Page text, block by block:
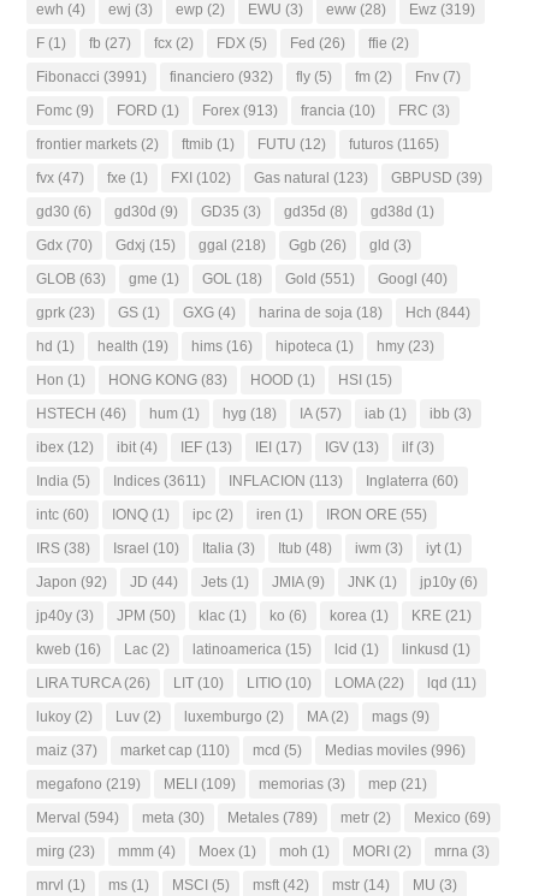
ewh (4) ewj (3) ewp (2) EWU (3) eww (28) Ewz (319)
F (1) fb (27) fcx (2) FDX (5) Fed (26) ffie (2)
Fibonacci (3991) financiero (932) fly (5) fm (2) Fnv (7)
Fomc (9) FORD (1) Forex (913) francia (10) FRC (3)
frontier markets (2) ftmib (1) FUTU (12) futuros (1165)
fvx (47) fxe (1) FXI (102) Gas natural (123) GBPUSD (39)
gd30 (6) gd30d (9) GD35 (3) gd35d (8) gd38d (1)
Gdx (70) Gdxj (15) ggal (218) Ggb (26) gld (3)
GLOB (63) gme (1) GOL (18) Gold (551) Googl (40)
gprk (23) GS (1) GXG (4) harina de soja (18) Hch (844)
hd (1) health (19) hims (16) hipoteca (1) hmy (23)
Hon (1) HONG KONG (83) HOOD (1) HSI (15)
HSTECH (46) hum (1) hyg (18) IA(57) iab (1) ibb (3)
ibex (12) ibit (4) IEF (13) IEI (17) IGV (13) ilf(3)
India (5) Indices (3611) INFLACION (113) Inglaterra (60)
intc (60) IONQ (1) ipc (2) iren (1) IRON ORE (55)
IRS (38) Israel (10) Italia (3) Itub (48) iwm (3) iyt (1)
Japon (92) JD (44) Jets (1) JMIA(9) JNK (1) jp10y (6)
jp40y (3) JPM (50) klac (1) ko (6) korea (1) KRE (21)
kweb (16) Lac (2) latinoamerica (15) lcid (1) linkusd (1)
LIRA TURCA(26) LIT (10) LITIO (10) LOMA(22) lqd (11)
lukoy (2) Luv (2) luxemburgo (2) MA(2) mags (9)
maiz (37) market cap (110) mcd (5) Medias moviles (996)
megafono (219) MELI (109) memorias (3) mep (21)
Merval (594) meta (30) Metales (789) metr (2) Mexico (69)
mirg (23) mmm (4) Moex (1) moh (1) MORI (2) mrna (3)
mrvl (1) ms (1) MSCI (5) msft (42) mstr (14) MU (3)